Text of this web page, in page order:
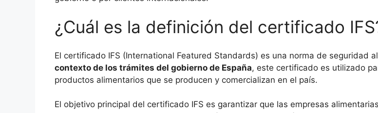
¿Cuál es la definición del certificado
El certificado IFS (International Featured Standards) es una norma de seguridad
contexto de los trámites del gobierno de España, este certificado es utilizado
productos alimentarios que se producen y comercializan en el país.
El objetivo principal del certificado IFS es garantizar que las empresas